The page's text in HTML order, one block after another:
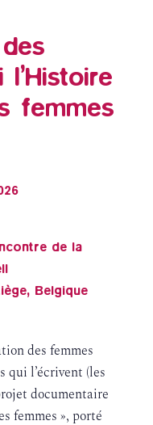
femmes
de la
Belgique
des femmes
qui l’écrivent (les
documentaire
femmes », porté